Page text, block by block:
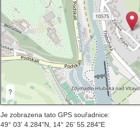
?
Je zobrazena tato GPS souřadnice:
49° 03' 4.284"N, 14° 26' 55.284"E